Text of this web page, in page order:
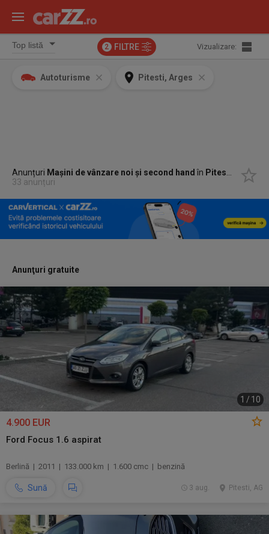
2 FILTRE Vizualizare:
Autoturisme Pitesti, Arges
Anunțuri Mașini de vânzare noi și second hand în Pitesti, Arges
33 anunțuri
Anunţuri gratuite
1 / 10
4.900 EUR
Ford Focus 1.6 aspirat
Berlină | 2011 | 133.000 km | 1.600 cmc | benzină
Sună Pitesti, AG
3 aug.